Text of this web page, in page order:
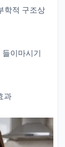
학적 구조상
이마시기
과